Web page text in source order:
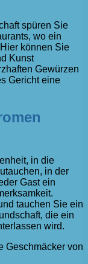
spüren Sie
wo ein
können Sie
Kunst
Gewürzen
Gericht eine
in die
in der
Gast ein
tauchen Sie ein
die ein
wird.
Geschmäcker von